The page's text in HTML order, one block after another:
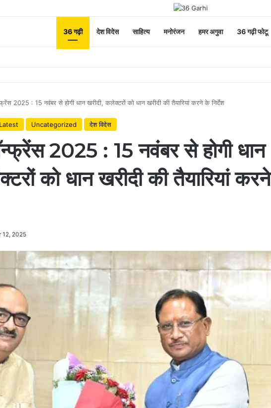
36 गढ़ी देश विदेस साहित्य मनोरंजन हमर अगुवा 36 गढ़ी फोटू
बोले हरियाली बढ़ेगी तो पर्यावरण भी स्वस्थ और सुंदर बनेगा
2025 : 15 नवंबर से होगी धान खरीदी, कलेक्टरों को धान खरीदी की तैयारियां करने के निर्देश
Latest Uncategorized देश विदेस
2025 : 15 नवंबर से होगी धान
को धान खरीदी की तैयारियां करने
12, 2025